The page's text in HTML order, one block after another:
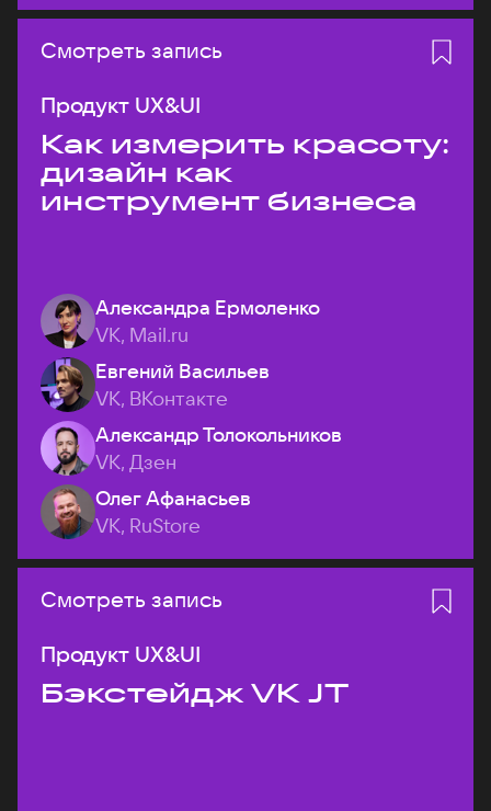
Смотреть запись
Продукт UX&UI
Как измерить красоту:
дизайн как
инструмент бизнеса
Александра Ермоленко
VK, Mail.ru
Евгений Васильев
VK, ВКонтакте
Александр Толокольников
VK, Дзен
Олег Афанасьев
VK, RuStore
Смотреть запись
Продукт UX&UI
Бэкстейдж VK JT